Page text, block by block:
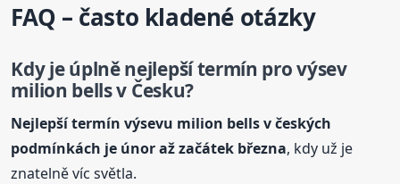
FAQ – často kladené otázky
Kdy je úplně nejlepší termín pro výsev
milion bellsv Česku?
Nejlepší termín výsevu milion bellsv českých
podmínkách je únor až začátek března, kdy už je
znatelně víc světla.